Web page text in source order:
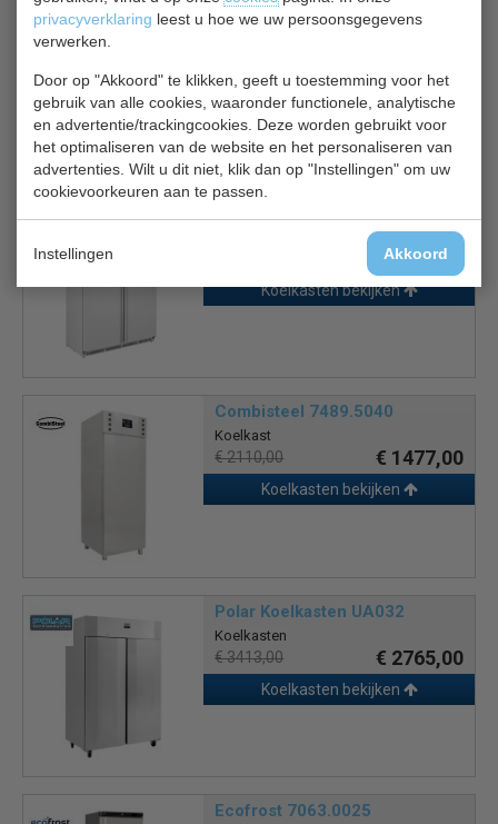
privacyverklaring leest u hoe we uw persoonsgegevens
verwerken.
Door op "Akkoord" te klikken, geeft u toestemming voor het
gebruik van alle cookies, waaronder functionele, analytische
en advertentie/trackingcookies. Deze worden gebruikt voor
het optimaliseren van de website en het personaliseren van
advertenties. Wilt u dit niet, klik dan op "Instellingen" om uw
cookievoorkeuren aan te passen.
Instellingen Akkoord
Digitale temperatuur controle (DIXELL)
Deursluiting links of rechts wisselbaar
Is dit iets voor jou?
€ 1248,00
Koelkasten bekijken
Combisteel 7489.5040
Koelkast
€ 2110,00 € 1477,00
Koelkasten bekijken
Polar Koelkasten UA032
Koelkasten
€ 3413,00 € 2765,00
Koelkasten bekijken
Ecofrost 7063.0025